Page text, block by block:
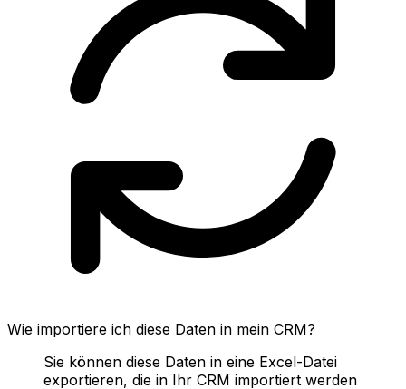
Wie importiere ich diese Daten in mein CRM?
Sie können diese Daten in eine Excel-Datei
exportieren, die in Ihr CRM importiert werden